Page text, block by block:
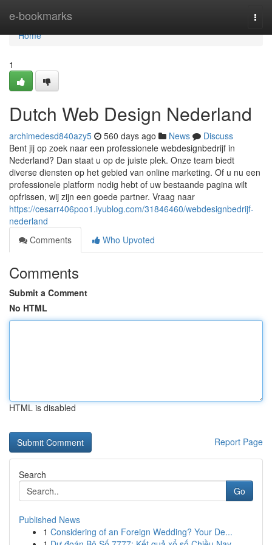
e-bookmarks
Home
Home
1
Dutch Web Design Nederland
archimedesd840azy5 560 days ago News
Discuss
Bent jij op zoek naar een professionele webdesignbedrijf in
Nederland? Dan staat u op de juiste plek. Onze team biedt
diverse diensten op het gebied van online marketing. Of u nu een
professionele platform nodig hebt of uw bestaande pagina wilt
opfrissen, wij zijn een goede partner. Vraag naar
https://cesarr406poo1.iyublog.com/31846460/webdesignbedrijf-
nederland
Comments
Who Upvoted
Comments
Submit a Comment
No HTML
HTML is disabled
Report Page
Search
Go
Published News
1 Considering of an Foreign Wedding? Your De...